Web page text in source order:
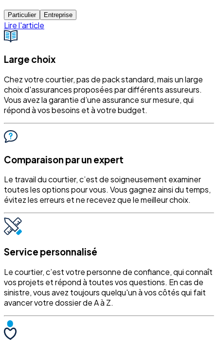
Particulier Entreprise
Lire l'article
Large choix
Chez votre courtier, pas de pack standard, mais un large
choix d'assurances proposées par différents assureurs.
Vous avez la garantie d’une assurance sur mesure, qui
répond à vos besoins et à votre budget.
Comparaison par un expert
Le travail du courtier, c’est de soigneusement examiner
toutes les options pour vous. Vous gagnez ainsi du temps,
évitez les erreurs et ne recevez que le meilleur choix.
Service personnalisé
Le courtier, c’est votre personne de confiance, qui connaît
vos projets et répond à toutes vos questions. En cas de
sinistre, vous avez toujours quelqu'un à vos côtés qui fait
avancer votre dossier de A à Z.